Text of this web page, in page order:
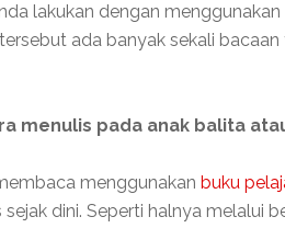
lakukan dengan
ada banyak sekali
menulis pada anak balita
menggunakan buku
sejak dini. Seperti halnya melalui